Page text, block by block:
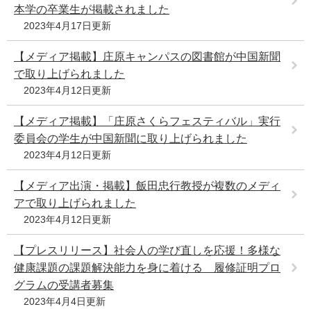
本学の卒業生が掲載されました
2023年4月17日更新
【メディア掲載】庄原キャンパスの図書館が中国新聞
で取り上げられました
2023年4月12日更新
【メディア掲載】「庄原さくらフェスティバル」実行
委員会の学生が中国新聞に取り上げられました
2023年4月12日更新
【メディア出演・掲載】飯田忠行教授が複数のメディ
アで取り上げられました
2023年4月12日更新
【プレスリリース】社会人の学び直しを応援！多様な
健康課題の課題解決能力を身に着ける 履修証明プロ
グラムの受講者募集
2023年4月4日更新